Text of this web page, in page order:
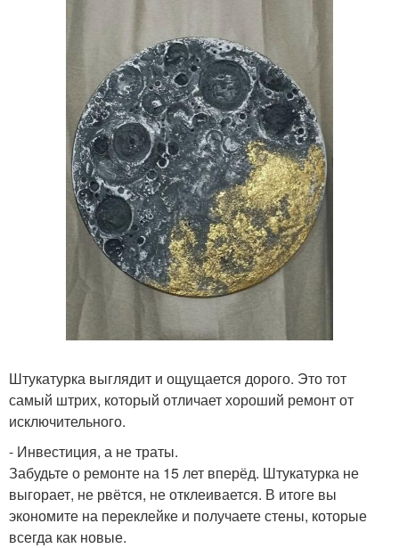
Штукатурка выглядит и ощущается дорого. Это тот
самый штрих, который отличает хороший ремонт от
исключительного.
- Инвестиция, а не траты.
Забудьте о ремонте на 15 лет вперёд. Штукатурка не
выгорает, не рвётся, не отклеивается. В итоге вы
экономите на переклейке и получаете стены, которые
всегда как новые.